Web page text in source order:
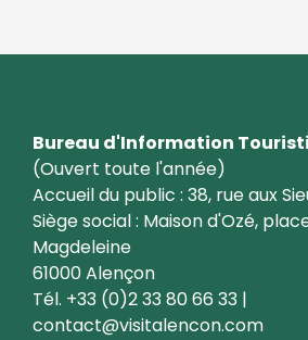
Bureau d'Information
(Ouvert toute l'année)
Accueil du public : 38, rue aux
Siège social : Maison d'Ozé,
Magdeleine
61000 Alençon
Tél. +33 (0)2 33 80 66 33 |
contact@visitalencon.com